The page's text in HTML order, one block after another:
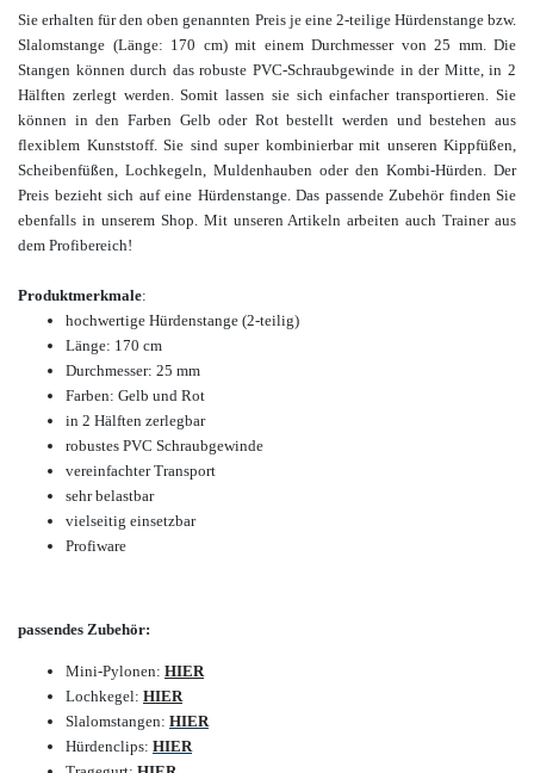
Sie erhalten für den oben genannten Preis je eine 2-teilige Hürdenstange bzw.
Slalomstange (Länge: 170 cm) mit einem Durchmesser von 25 mm. Die
Stangen können durch das robuste PVC-Schraubgewinde in der Mitte, in 2
Hälften zerlegt werden. Somit lassen sie sich einfacher transportieren. Sie
können in den Farben Gelb oder Rot bestellt werden und bestehen aus
flexiblem Kunststoff. Sie sind super kombinierbar mit unseren Kippfüßen,
Scheibenfüßen, Lochkegeln, Muldenhauben oder den Kombi-Hürden. Der
Preis bezieht sich auf eine Hürdenstange. Das passende Zubehör finden Sie
ebenfalls in unserem Shop. Mit unseren Artikeln arbeiten auch Trainer aus
dem Profibereich!
Produktmerkmale:
hochwertige Hürdenstange (2-teilig)
Länge: 1 70 cm
Durchmesser: 25 mm
Farben: Gelb und Rot
in 2 Hälften zerlegbar
robustes PVC Schraubgewinde
vereinfachter Transport
sehr belastbar
vielseitig einsetzbar
Profiware
passendes Zubehör:
Mini-Pylonen: HIER
Lochkegel: HIER
Slalomstangen: HIER
Hürdenclips: HIER